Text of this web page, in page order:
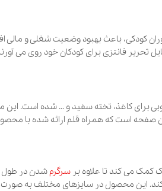
بهبود وضعیت شغلی و مالی افراد در
برای کودکان خود روی می آورند.
تخته سفید و … ‌شده ‌‌‌است‌‌. این ‌محصول ‌از
تا علاوه برسرگرمشدن در طول روز مهارت
تبلت 10 اینچ و تبلت 12 اینچ نیز تولید می شود.